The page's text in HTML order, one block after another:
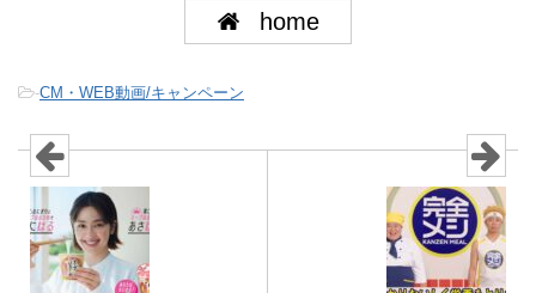
home
-CM・WEB動画/キャンペーン